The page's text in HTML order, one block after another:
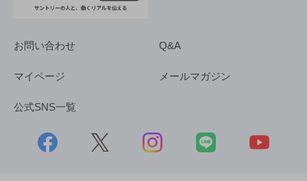
お問い合わせ Q&A
マイページ メールマガジン
公式SNS一覧